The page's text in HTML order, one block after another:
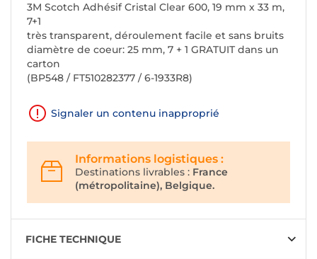
3M Scotch Adhésif Cristal Clear 600, 19 mm x 33 m,
7+1
très transparent, déroulement facile et sans bruits
diamètre de coeur: 25 mm, 7 + 1 GRATUIT dans un
carton
(BP548 / FT510282377 / 6-1933R8)
Signaler un contenu inapproprié
Informations logistiques :
Destinations livrables : France
(métropolitaine), Belgique.
FICHE TECHNIQUE